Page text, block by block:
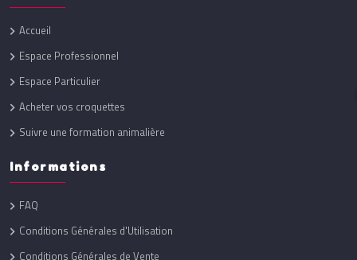
Accueil
Espace Professionnel
Espace Particulier
Acheter vos croquettes
Suivre une formation animalière
Informations
FAQ
Conditions Générales d'Utilisation
Conditions Générales de Vente